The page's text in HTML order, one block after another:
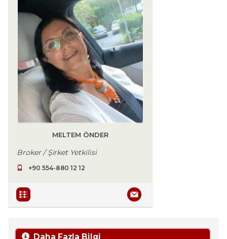
MELTEM ÖNDER
Broker / Şirket Yetkilisi
+90 554-880 12 12
Daha Fazla Bilgi